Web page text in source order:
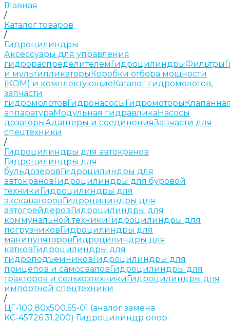
Главная
/
Каталог товаров
/
Гидроцилиндры
Аксессуары для управления
гидрораспределителемГидроцилиндрыФильтры
и мультипликаторыКоробки отбора мощности
(КОМ) и комплектующиеКаталог гидромолотов,
запчасти
гидромолотовГидронасосыГидромоторы
аппаратураМодульная гидравликаНасосы
дозаторыАдаптеры и соединенияЗапчасти для
спецтехники
/
Гидроцилиндры для автокранов
Гидроцилиндры для
бульдозеровГидроцилиндры для
автокрановГидроцилиндры для буровой
техникиГидроцилиндры для
экскаваторовГидроцилиндры для
автогрейдеровГидроцилиндры для
коммунальной техникиГидроцилиндры для
погрузчиковГидроцилиндры для
манипуляторовГидроцилиндры для
катковГидроцилиндры для
гидроподъемниковГидроцилиндры для
прицепов и самосваловГидроцилиндры для
тракторов и сельхозтехникиГидроцилиндры для
импортной спецтехники
/
ЦГ-100.80х500.55-01 (аналог замена
КС-45726.31.200) Гидроцилиндр опор